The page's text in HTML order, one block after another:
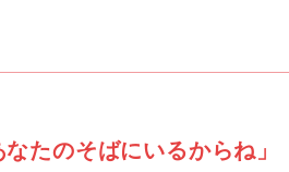
たのそばにいるからね」